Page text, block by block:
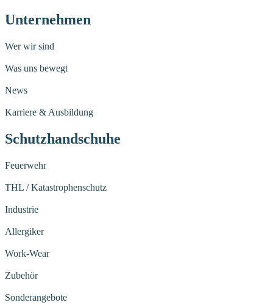
Unternehmen
Wer wir sind
Was uns bewegt
News
Karriere & Ausbildung
Schutzhandschuhe
Feuerwehr
THL / Katastrophenschutz
Industrie
Allergiker
Work-Wear
Zubehör
Sonderangebote